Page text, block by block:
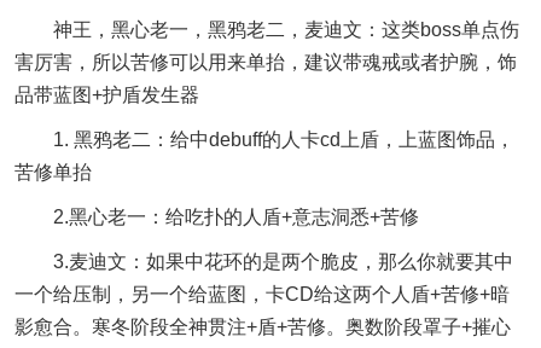
神王，黑心老一，黑鸦老二，麦迪文：这类boss单点伤
害厉害，所以苦修可以用来单抬，建议带魂戒或者护腕，饰
品带蓝图+护盾发生器
1. 黑鸦老二：给中debuff的人卡cd上盾，上蓝图饰品，
苦修单抬
2.黑心老一：给吃扑的人盾+意志洞悉+苦修
3.麦迪文：如果中花环的是两个脆皮，那么你就要其中
一个给压制，另一个给蓝图，卡CD给这两个人盾+苦修+暗
影愈合。寒冬阶段全神贯注+盾+苦修。奥数阶段罩子+摧心